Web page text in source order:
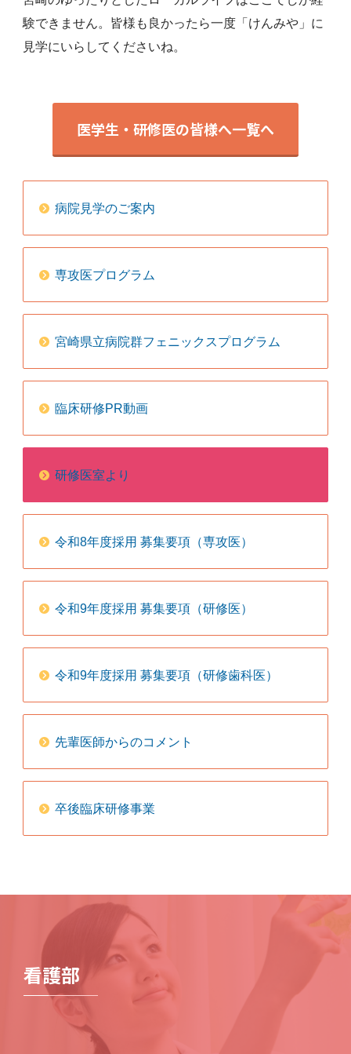
験できません。皆様も良かったら一度「けんみや」に
見学にいらしてくださいね。
医学生・研修医の皆様へ一覧へ
病院見学のご案内
専攻医プログラム
宮崎県立病院群フェニックスプログラム
臨床研修PR動画
研修医室より
令和8年度採用 募集要項（専攻医）
令和9年度採用 募集要項（研修医）
令和9年度採用 募集要項（研修歯科医）
先輩医師からのコメント
卒後臨床研修事業
看護部